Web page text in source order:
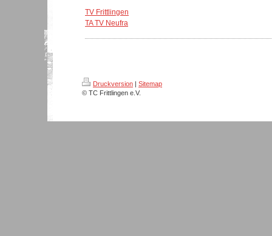
TV Frittlingen
TA TV Neufra
Druckversion | Sitemap
© TC Frittlingen e.V.